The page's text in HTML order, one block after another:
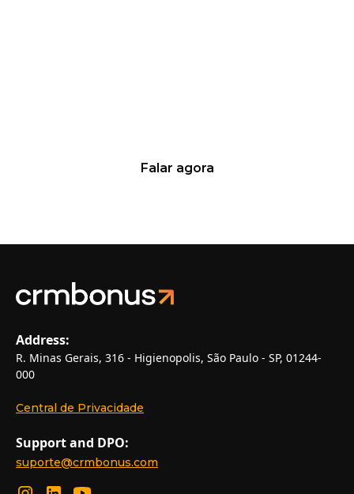
Falar agora
Address:
R. Minas Gerais, 316 - Higienopolis, São Paulo - SP, 01244-
000
Central de Privacidade
Support and DPO:
suporte@crmbonus.com